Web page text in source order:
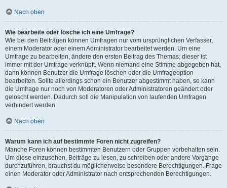
Nach oben
Wie bearbeite oder lösche ich eine Umfrage?
Wie bei den Beiträgen können Umfragen nur vom ursprünglichen Verfasser,
einem Moderator oder einem Administrator bearbeitet werden. Um eine
Umfrage zu bearbeiten, ändere den ersten Beitrag des Themas; dieser ist
immer mit der Umfrage verknüpft. Wenn niemand eine Stimme abgegeben hat,
dann können Benutzer die Umfrage löschen oder die Umfrageoption
bearbeiten. Sollte allerdings schon ein Benutzer abgestimmt haben, so kann
die Umfrage nur noch von Moderatoren oder Administratoren geändert oder
gelöscht werden. Dadurch soll die Manipulation von laufenden Umfragen
verhindert werden.
Nach oben
Warum kann ich auf bestimmte Foren nicht zugreifen?
Manche Foren können bestimmten Benutzern oder Gruppen vorbehalten sein.
Um diese einzusehen, Beiträge zu lesen, zu schreiben oder andere Vorgänge
durchzuführen, brauchst du möglicherweise besondere Berechtigungen. Frage
einen Moderator oder Administrator nach entsprechenden Berechtigungen.